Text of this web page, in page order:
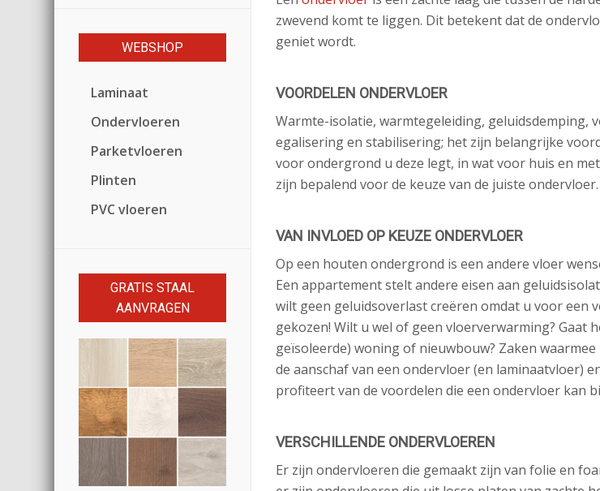
zwevend komt te liggen. Dit betekent dat de
geniet wordt.
VOORDELEN ONDERVLOER
Warmte-isolatie, warmtegeleiding, geluidsdemping,
egalisering en stabilisering; het zijn belangrijke
voor ondergrond u deze legt, in wat voor huis en
zijn bepalend voor de keuze van de juiste ondervloer.
VAN INVLOED OP KEUZE ONDERVLOER
Op een houten ondergrond is een andere vloer
Een appartement stelt andere eisen aan
wilt geen geluidsoverlast creëren omdat u voor een
gekozen! Wilt u wel of geen vloerverwarming? Gaat
geïsoleerde) woning of nieuwbouw? Zaken
de aanschaf van een ondervloer (en laminaatvloer)
profiteert van de voordelen die een ondervloer kan
VERSCHILLENDE ONDERVLOEREN
Er zijn ondervloeren die gemaakt zijn van folie en
WEBSHOP
Laminaat
Ondervloeren
Parketvloeren
Plinten
PVC vloeren
GRATIS STAAL
AANVRAGEN